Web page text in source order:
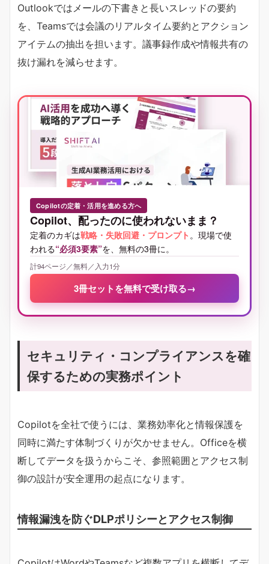
Outlookではメールの下書きと長いスレッドの要約
を、Teamsでは会議のリアルタイム要約とアクション
アイテムの抽出を担います。議事録作成や情報共有の
抜け漏れを減らせます。
Copilotの定着・活用を進める方へ
Copilot、配ったのに使われないまま？
定着のカギは戦略・失敗回避・プロンプト 。現場で使
われる“必須3要素”を、無料の3冊に。
計94ページ／無料／入力1分
3冊セットを無料で受け取る→
セキュリティ・コンプライアンスを確
保するための実務ポイント
Copilotを全社で使うには、業務効率化と情報保護を
同時に満たす体制づくりが欠かせません。Officeを横
断してデータを扱うからこそ、参照範囲とアクセス制
御の設計が安全運用の起点になります。
情報漏洩を防ぐDLPポリシーとアクセス制御